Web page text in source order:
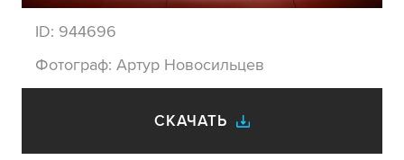
ID: 944696
Фотограф: Артур Новосильцев
СКАЧАТЬ